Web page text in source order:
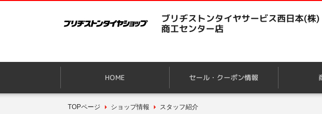
ブリヂストンタイヤサービス西日本(株)
商工センター店
HOME セール・クーポン情報
TOPページ ショップ情報 スタッフ紹介